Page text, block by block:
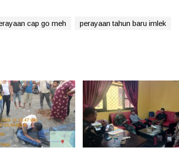
cap go meh perayaan tahun baru imlek